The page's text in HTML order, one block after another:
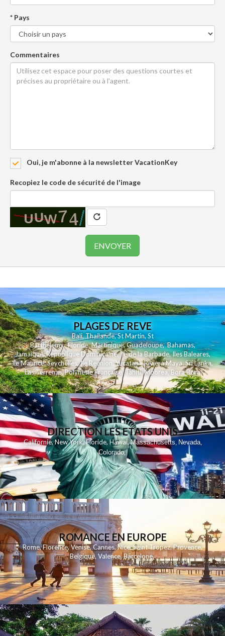
* Pays
Commentaires
Oui, je m'abonne à la newsletter VacationKey
Recopiez le code de sécurité de l'image
PLAGES DE REVE
Bali,Thailande,St Martin,St
Barthelemy,Floride,Martinique,Guadeloupe,Bahamas,
Jamaique,Republique Dominicaine,Ile de la Barbade,Iles Baleares,
Ile Maurice,Seychelles,Ile Reunion,Yucatan - Riviera Maya,Sri Lanka,
Las Terrenas,Polynesie Française,Tahiti,Moorea, Bora Bora
DIRECTION LES ETATS UNIS
Californie,New York,Floride,Hawai,Massachusetts, Nevada,
Colorado,
ROMANCE EN EUROPE
Rome,Florence,Venise,Cannes,Nice,Saint Tropez,Provence,
Belgique,Valence,Barcelone,